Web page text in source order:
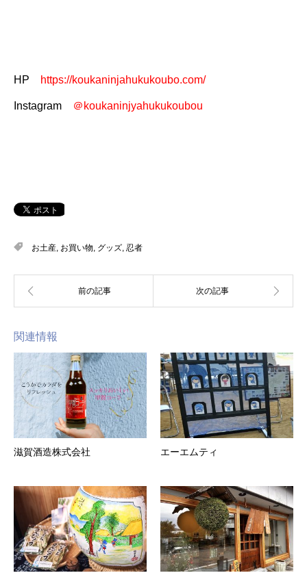
HP https://koukaninjahukukoubo.com/
Instagram ＠koukaninjyahukukoubou
お土産, お買い物, グッズ, 忍者
関連情報
滋賀酒造株式会社 エーエムティ